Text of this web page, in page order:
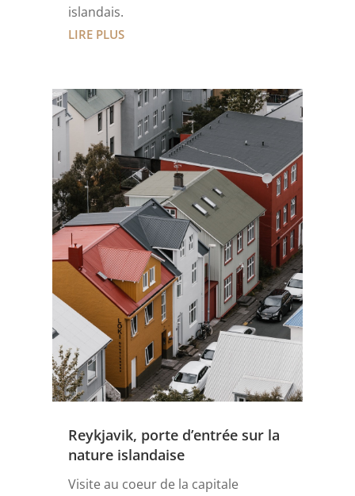
islandais.
LIRE PLUS
Reykjavik, porte d’entrée sur la
nature islandaise
Visite au coeur de la capitale